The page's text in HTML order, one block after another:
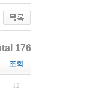
176
조회
12